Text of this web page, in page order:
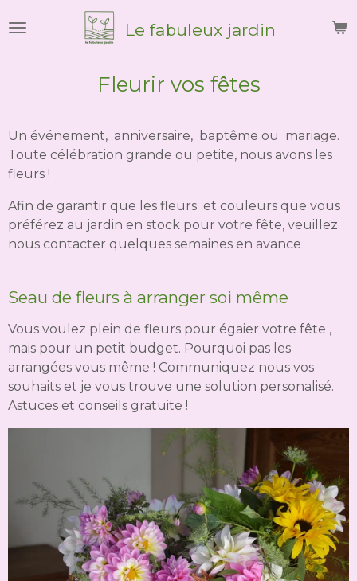
au
Le fabuleuxjardin
Fleurir vos fêtes
Un événement, anniversaire, baptême ou mariage.
Toute célébration grande ou petite, nous avons les
fleurs !
Afin de garantir que les fleurs et couleurs que vous
préférez au jardin en stock pour votre fête, veuillez
nous contacter quelques semaines en avance
Seau de fleurs à arranger soi même
Vous voulez plein de fleurs pour égaier votre fête ,
mais pour un petit budget. Pourquoi pas les
arrangées vous même ! Communiquez nous vos
souhaits et je vous trouve une solution personalisé.
Astuces et conseils gratuite !